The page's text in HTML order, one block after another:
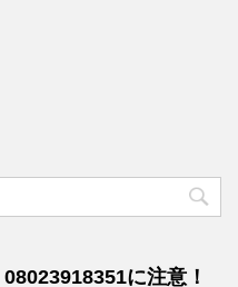
08023918351に注意！